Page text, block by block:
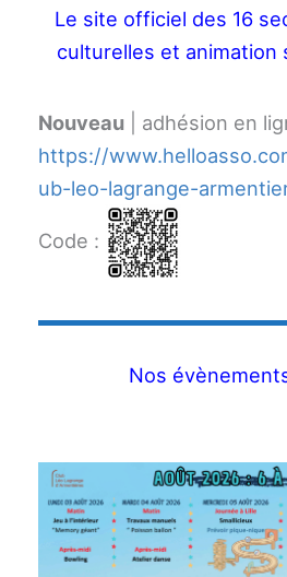
Le site officiel des 16
culturelles et animation
Nouveau | adhésion en
https://
ub-leo-lagrange-
Code :
Nos